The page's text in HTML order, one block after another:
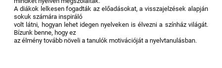
A diákok lelkesen fogadták az előadásokat, a visszajelzések alapján
sokuk számára inspiráló
volt látni, hogyan lehet idegen nyelveken is élvezni a színház világát.
Bízunk benne, hogy ez
az élmény tovább növeli a tanulók motivációját a nyelvtanulásban.